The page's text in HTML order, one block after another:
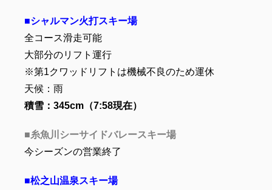
■シャルマン火打スキー場
全コース滑走可能
大部分のリフト運行
※第1クワッドリフトは機械不良のため運休
天候：雨
積雪：345cm（7:58現在）
■糸魚川シーサイドバレースキー場
今シーズンの営業終了
■松之山温泉スキー場